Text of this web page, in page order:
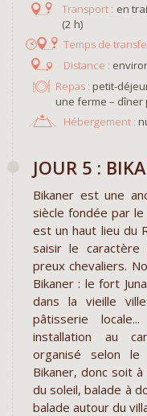
en
(2 h)
Repas : petit-
une ferme – dîner
Hébergement :
JOUR 5 :
Bikaner est une
siècle fondée par le
est un haut lieu du
saisir le
preux chevaliers.
Bikaner : le fort
dans la vieille
pâtisserie
installation au
organisé selon
Bikaner, donc soit à
du soleil, balade à
balade autour du